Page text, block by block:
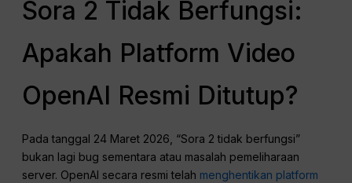
Sora 2 Tidak Berfungsi:
Apakah Platform Video
OpenAI Resmi Ditutup?
Pada tanggal 24 Maret 2026, “Sora 2 tidak berfungsi”
bukan lagi bug sementara atau masalah pemeliharaan
server. OpenAI secara resmi telah menghentikan platform